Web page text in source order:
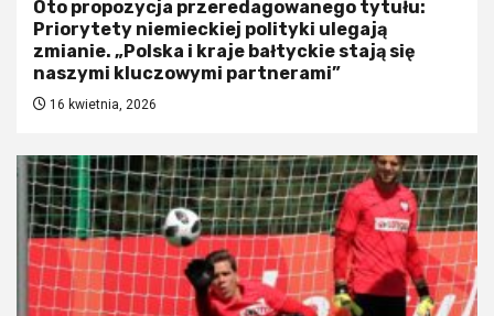
Oto propozycja przeredagowanego tytułu:
Priorytety niemieckiej polityki ulegają
zmianie. „Polska i kraje bałtyckie stają się
naszymi kluczowymi partnerami”
16 kwietnia, 2026